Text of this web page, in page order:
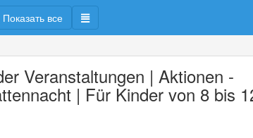
Показать все
Veranstaltungen | Aktionen -
| Für Kinder von 8 bis